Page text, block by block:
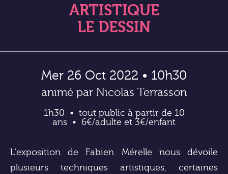
ARTISTIQUE
LE DESSIN
Mer 26 Oct 2022 • 10h30
animé par Nicolas Terrasson
1h30
tout public à partir de 10
ans
6€/adulte et 3€/enfant
L’exposition de Fabien Mérelle nous dévoile
plusieurs techniques artistiques, certaines